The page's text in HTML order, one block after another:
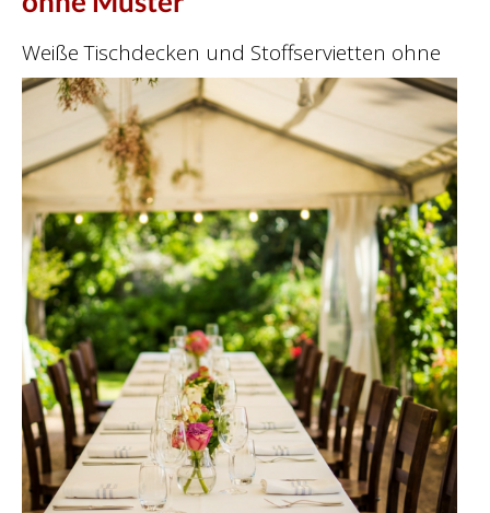
Weiße Tischdecken und Stoffservietten ohne